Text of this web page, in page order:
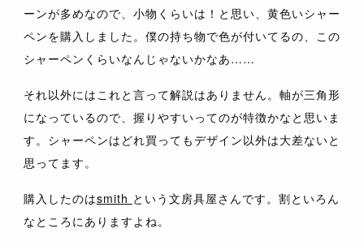
ーンが多めなので、小物くらいは！と思い、黄色いシャー
ペンを購入しました。僕の持ち物で色が付いてるの、この
シャーペンくらいなんじゃないかなあ……
それ以外にはこれと言って解説はありません。軸が三角形
になっているので、握りやすいってのが特徴かなと思いま
す。シャーペンはどれ買ってもデザイン以外は大差ないと
思ってます。
購入したのはsmith という文房具屋さんです。割といろん
なところにありますよね。